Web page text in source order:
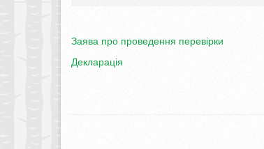
Заява про проведення перевірки
Декларація